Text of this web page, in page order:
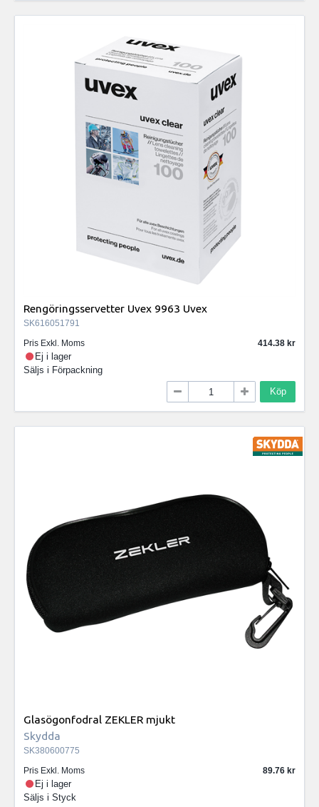
Rengöringsservetter Uvex 9963 Uvex
SK616051791
Pris Exkl. Moms
414.38
Ej i lager
Säljs i Förpackning
Köp
Glasögonfodral ZEKLER mjukt
Skydda
SK380600775
Pris Exkl. Moms
89.76
Ej i lager
Säljs i Styck